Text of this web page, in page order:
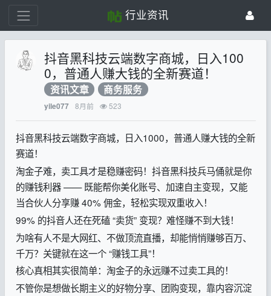
行业资讯
抖音黑科技云端数字商城，日入100
0，普通人赚大钱的全新赛道！
资讯文章 商务服务
yile077 8月前 523
抖音黑科技云端数字商城，日入1000，普通人赚大钱的全新
赛道！
淘金子难，卖工具才是稳赚密码！抖音黑科技兵马俑就是你
的赚钱利器 —— 既能帮你美化账号、加速自主变现，又能
当合伙人分享赚 40% 佣金，轻松实现双重收入！
99% 的抖音人还在死磕 “卖货” 变现？难怪赚不到大钱！
为啥有人不是大网红、不做顶流直播，却能悄悄赚够百万、
千万？关键就在这一个 “赚钱工具”！
核心真相其实很简单：淘金子的永远赚不过卖工具的！
不管你是想做长期主义的好物分享、团购变现，靠内容沉淀